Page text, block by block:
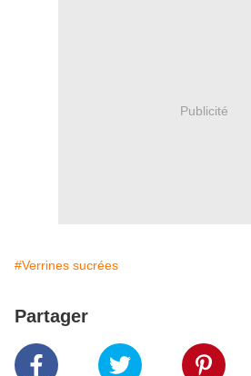
Publicité
#Verrines sucrées
Partager